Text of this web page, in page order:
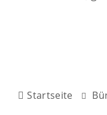
Startseite